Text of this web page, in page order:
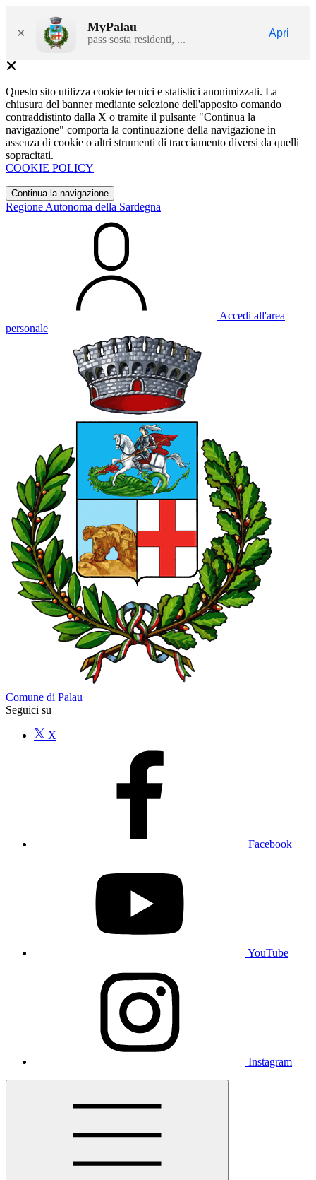
× MyPalau
pass sosta residenti, ...
Apri
Questo sito utilizza cookie tecnici e statistici anonimizzati. La
chiusura del banner mediante selezione dell'apposito comando
contraddistinto dalla X o tramite il pulsante "Continua la
navigazione" comporta la continuazione della navigazione in
assenza di cookie o altri strumenti di tracciamento diversi da quelli
sopracitati.
COOKIE POLICY
Continua la navigazione
Regione Autonoma della Sardegna
Accedi all'area
personale
Comune di Palau
Seguici su
X
Facebook
YouTube
Instagram